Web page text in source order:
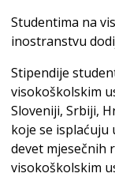
Studentima na
inostranstvu
Stipendije
visokoškolskim
Sloveniji, Srbiji,
koje se isplaćuju
devet mjesečnih
visokoškolskim